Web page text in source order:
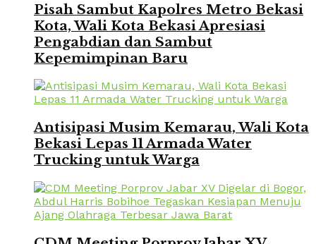
Pisah Sambut Kapolres Metro Bekasi
Kota, Wali Kota Bekasi Apresiasi
Pengabdian dan Sambut
Kepemimpinan Baru
Antisipasi Musim Kemarau, Wali Kota
Bekasi Lepas 11 Armada Water
Trucking untuk Warga